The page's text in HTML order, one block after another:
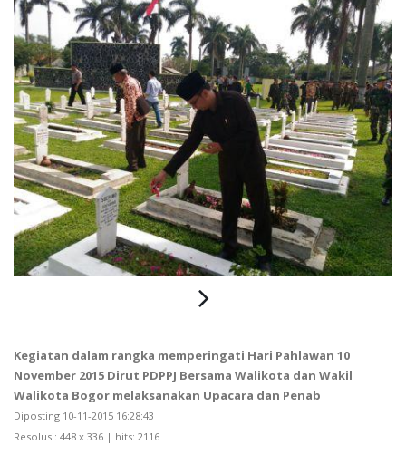
Kegiatan dalam rangka memperingati Hari Pahlawan 10
November 2015 Dirut PDPPJ Bersama Walikota dan Wakil
Walikota Bogor melaksanakan Upacara dan Penab
Diposting 10-11-2015 16:28:43
Resolusi: 448 x 336 | hits: 2116